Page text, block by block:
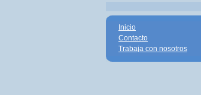
Inicio
Contacto
Trabaja con nosotros